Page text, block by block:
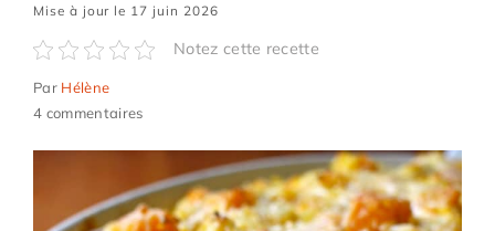
Mise à jour le 17 juin 2026
Notez cette recette
Par Hélène
4 commentaires